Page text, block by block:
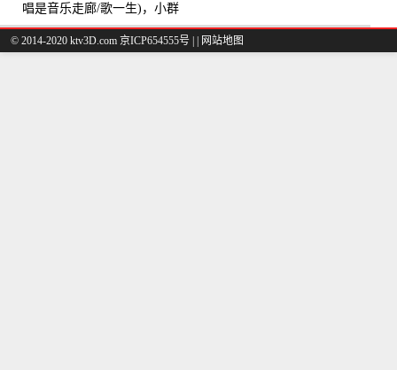
唱是音乐走廊/歌一生)，小群
演唱点播:8975次
© 2014-2020 ktv3D.com 京ICP654555号 | | 网站地图